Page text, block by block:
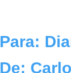
Para:
De: